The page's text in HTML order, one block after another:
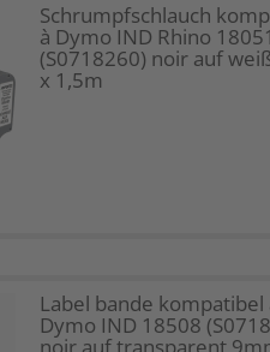
Schrumpfschlauch
à Dymo IND Rhino 18051
(S0718260) noir auf
x 1,5m
Label bande kompatibel
Dymo IND 18508